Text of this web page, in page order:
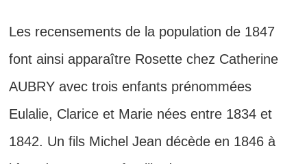
Les recensements de la population de 1847
font ainsi apparaître Rosette chez Catherine
AUBRY avec trois enfants prénommées
Eulalie, Clarice et Marie nées entre 1834 et
1842. Un fils Michel Jean décède en 1846 à